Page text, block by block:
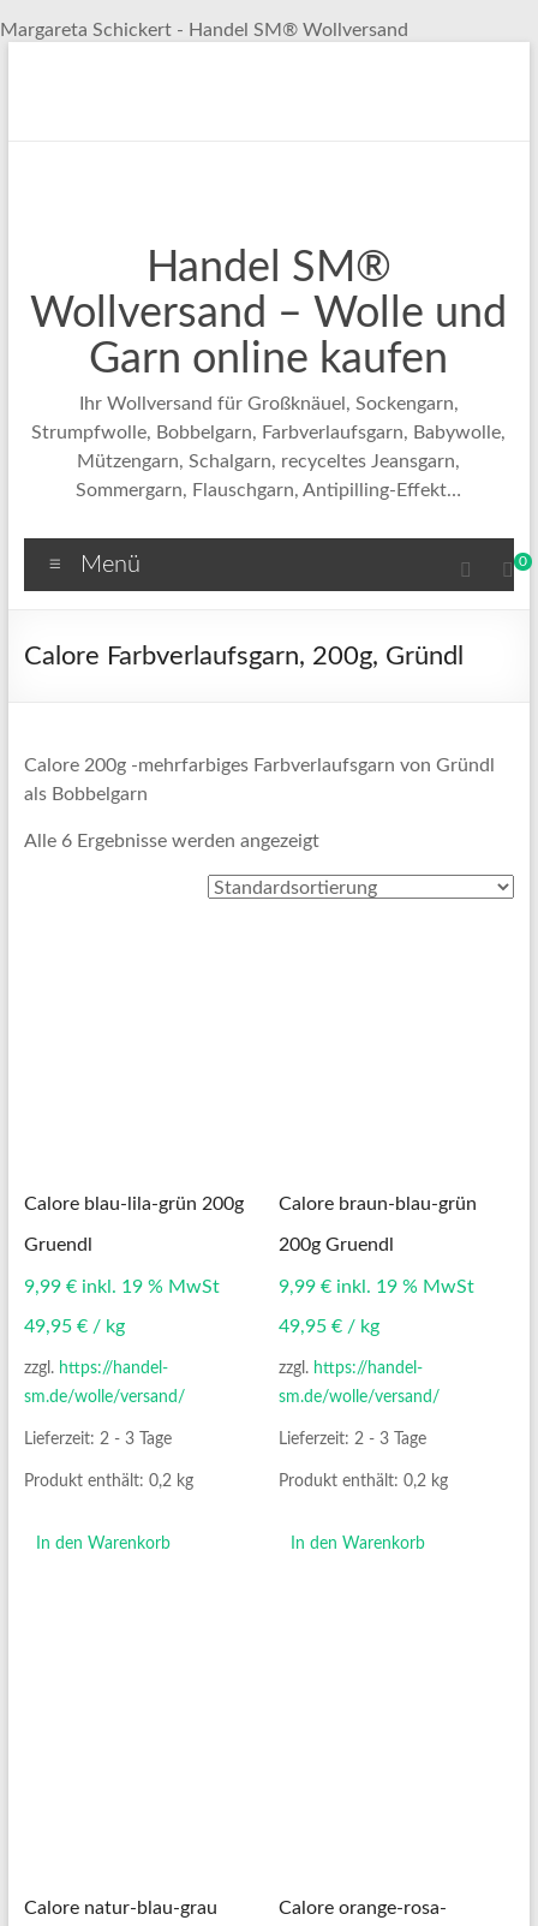
Margareta Schickert - Handel SM® Wollversand
Handel SM®
Wollversand – Wolle und
Garn online kaufen
Ihr Wollversand für Großknäuel, Sockengarn,
Strumpfwolle, Bobbelgarn, Farbverlaufsgarn, Babywolle,
Mützengarn, Schalgarn, recyceltes Jeansgarn,
Sommergarn, Flauschgarn, Antipilling-Effekt…
0
Menü
Calore Farbverlaufsgarn, 200g, Gründl
Calore 200g -mehrfarbiges Farbverlaufsgarn von Gründl
als Bobbelgarn
Alle 6 Ergebnisse werden angezeigt
Calore blau-lila-grün 200g
Gruendl
9,99 € inkl. 19 % MwSt
49,95 €/ kg
zzgl. https://handel-
sm.de/wolle/versand/
Lieferzeit: 2 - 3 Tage
Produkt enthält: 0,2 kg
In den Warenkorb
Calore braun-blau-grün
200g Gruendl
9,99€ inkl. 19 % MwSt
49,95€ / kg
zzgl. https://handel-
sm.de/wolle/versand/
Lieferzeit:2 - 3 Tage
Produkt enthält: 0,2 kg
In den Warenkorb
Calore natur-blau-grau Calore orange-rosa-